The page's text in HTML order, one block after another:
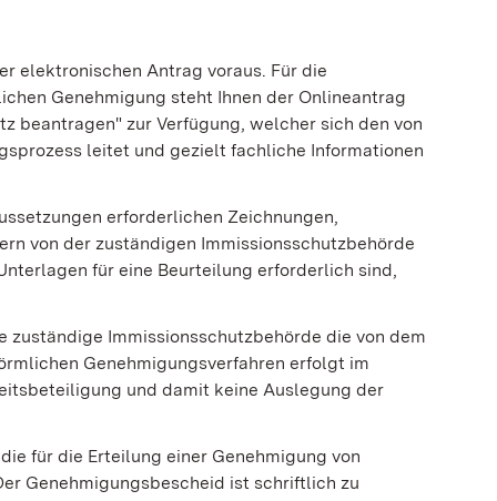
elektronischen Antrag voraus. Für die
Genehmigung steht Ihnen der Onlineantrag
beantragen" zur Verfügung, welcher sich den von
leitet und gezielt fachliche Informationen
erforderlichen Zeichnungen,
von der zuständigen Immissionsschutzbehörde
für eine Beurteilung erforderlich sind,
Immissionsschutzbehörde die von dem
Genehmigungsverfahren erfolgt im
und damit keine Auslegung der
für die Erteilung einer Genehmigung von
Genehmigungsbescheid ist schriftlich zu